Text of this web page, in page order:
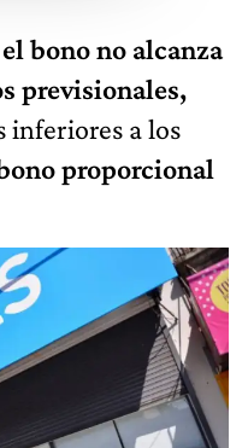
bono no alcanza
previsionales,
inferiores a los
proporcional